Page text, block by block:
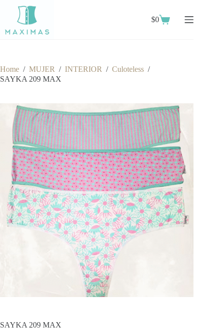
content
Shopping
$0
Home / MUJER / INTERIOR / Culoteless /
SAYKA 209 MAX
SAYKA 209 MAX